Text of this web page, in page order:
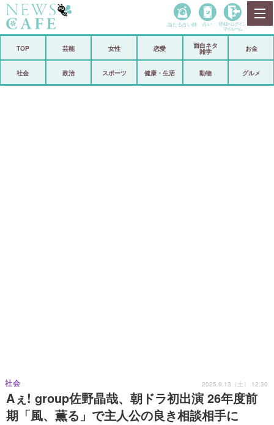
政治
当たる占い師 占い 登録• ログイン
マイルーム
TOP 芸能 女性 恋愛
面白ネタ
雑学
お金
社会 政治 スポーツ 健康・生活 動物 グルメ
Aぇ! group佐野晶哉、朝ドラ初出演 26年度前
期「風、薫る」で主人公の良き相談相手に
社会 2025.9.13（土） 12:30